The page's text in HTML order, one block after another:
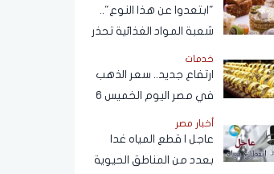
"ابتعدوا عن هذا النوع"..
شعبة المواد الغذائية تحذر
من حلاوة المولد النبوي
خدمات
ارتفاع جديد.. سعر الذهب
في مصر اليوم الخميس 6
أغسطس 2026
أخبار مصر
عاجل | قطع المياه غدا
بعدد من المناطق الحيوية